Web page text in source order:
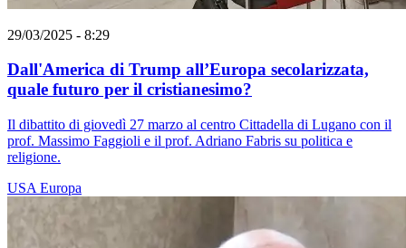
29/03/2025 - 8:29
Dall'America di Trump all’Europa secolarizzata,
quale futuro per il cristianesimo?
Il dibattito di giovedì 27 marzo al centro Cittadella di Lugano con il
prof. Massimo Faggioli e il prof. Adriano Fabris su politica e
religione.
USA Europa